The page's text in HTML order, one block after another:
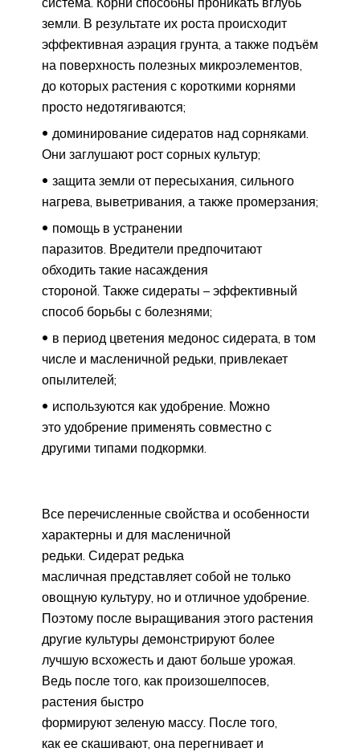
земли. В результате их роста происходит
эффективная аэрация грунта, а также подъём
на поверхность полезных микроэлементов,
до которых растения с короткими корнями
просто недотягиваются;
доминирование сидератов над сорняками.
Они заглушают рост сорных культур;
защита земли от пересыхания, сильного
нагрева, выветривания, а также промерзания;
помощь в устранении
паразитов. Вредители предпочитают
обходить такие насаждения
стороной. Также сидераты – эффективный
способ борьбы с болезнями;
в период цветения медонос сидерата, в том
числе и масленичной редьки, привлекает
опылителей;
используются как удобрение. Можно
это удобрение применять совместно с
другими типами подкормки.
Все перечисленные свойства и особенности
характерны и для масленичной
редьки. Сидерат редька
масличная представляет собой не только
овощную культуру, но и отличное удобрение.
Поэтому после выращивания этого растения
другие культуры демонстрируют более
лучшую всхожесть и дают больше урожая.
Ведь после того, как произошелпосев,
растения быстро
формируют зеленую массу. После того,
как ее скашивают, она перегнивает и